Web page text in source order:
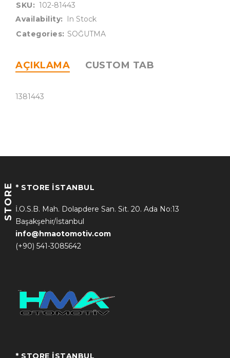
SKU: 102-81443
Availability:
In Stock
Categories: SOĞUTMA
AÇIKLAMA CUSTOM TAB
1381443
STORE * STORE İSTANBUL
İ.O.S.B. Mah. Dolapdere San. Sit. 20. Ada No:13
Başakşehir/İstanbul
info@hmaotomotiv.com
(+90) 541-3085642
* STORE İSTANBUL